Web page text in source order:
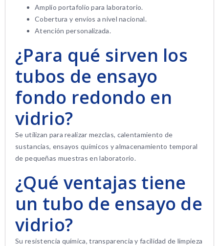
Amplio portafolio para laboratorio.
Cobertura y envíos a nivel nacional.
Atención personalizada.
¿Para qué sirven los
tubos de ensayo
fondo redondo en
vidrio?
Se utilizan para realizar mezclas, calentamiento de
sustancias, ensayos químicos y almacenamiento temporal
de pequeñas muestras en laboratorio.
¿Qué ventajas tiene
un tubo de ensayo de
vidrio?
Su resistencia química, transparencia y facilidad de limpieza